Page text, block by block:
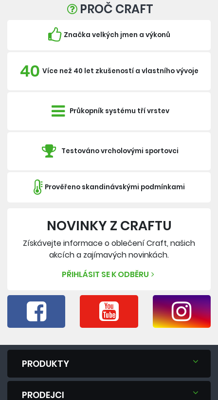
PROČ CRAFT
Značka velkých jmen a výkonů
40 Více než 40 let zkušeností a vlastního vývoje
Průkopník systému tří vrstev
Testováno vrcholovými sportovci
Prověřeno skandinávskými podmínkami
NOVINKY Z CRAFTU
Získávejte informace o oblečení Craft, našich
akcích a zajímavých novinkách.
PŘIHLÁSIT SE K ODBĚRU
PRODUKTY
PRODEJCI